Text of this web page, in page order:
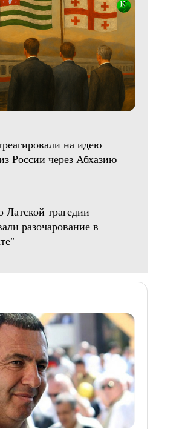
на идею
России через Абхазию
трагедии
разочарование в